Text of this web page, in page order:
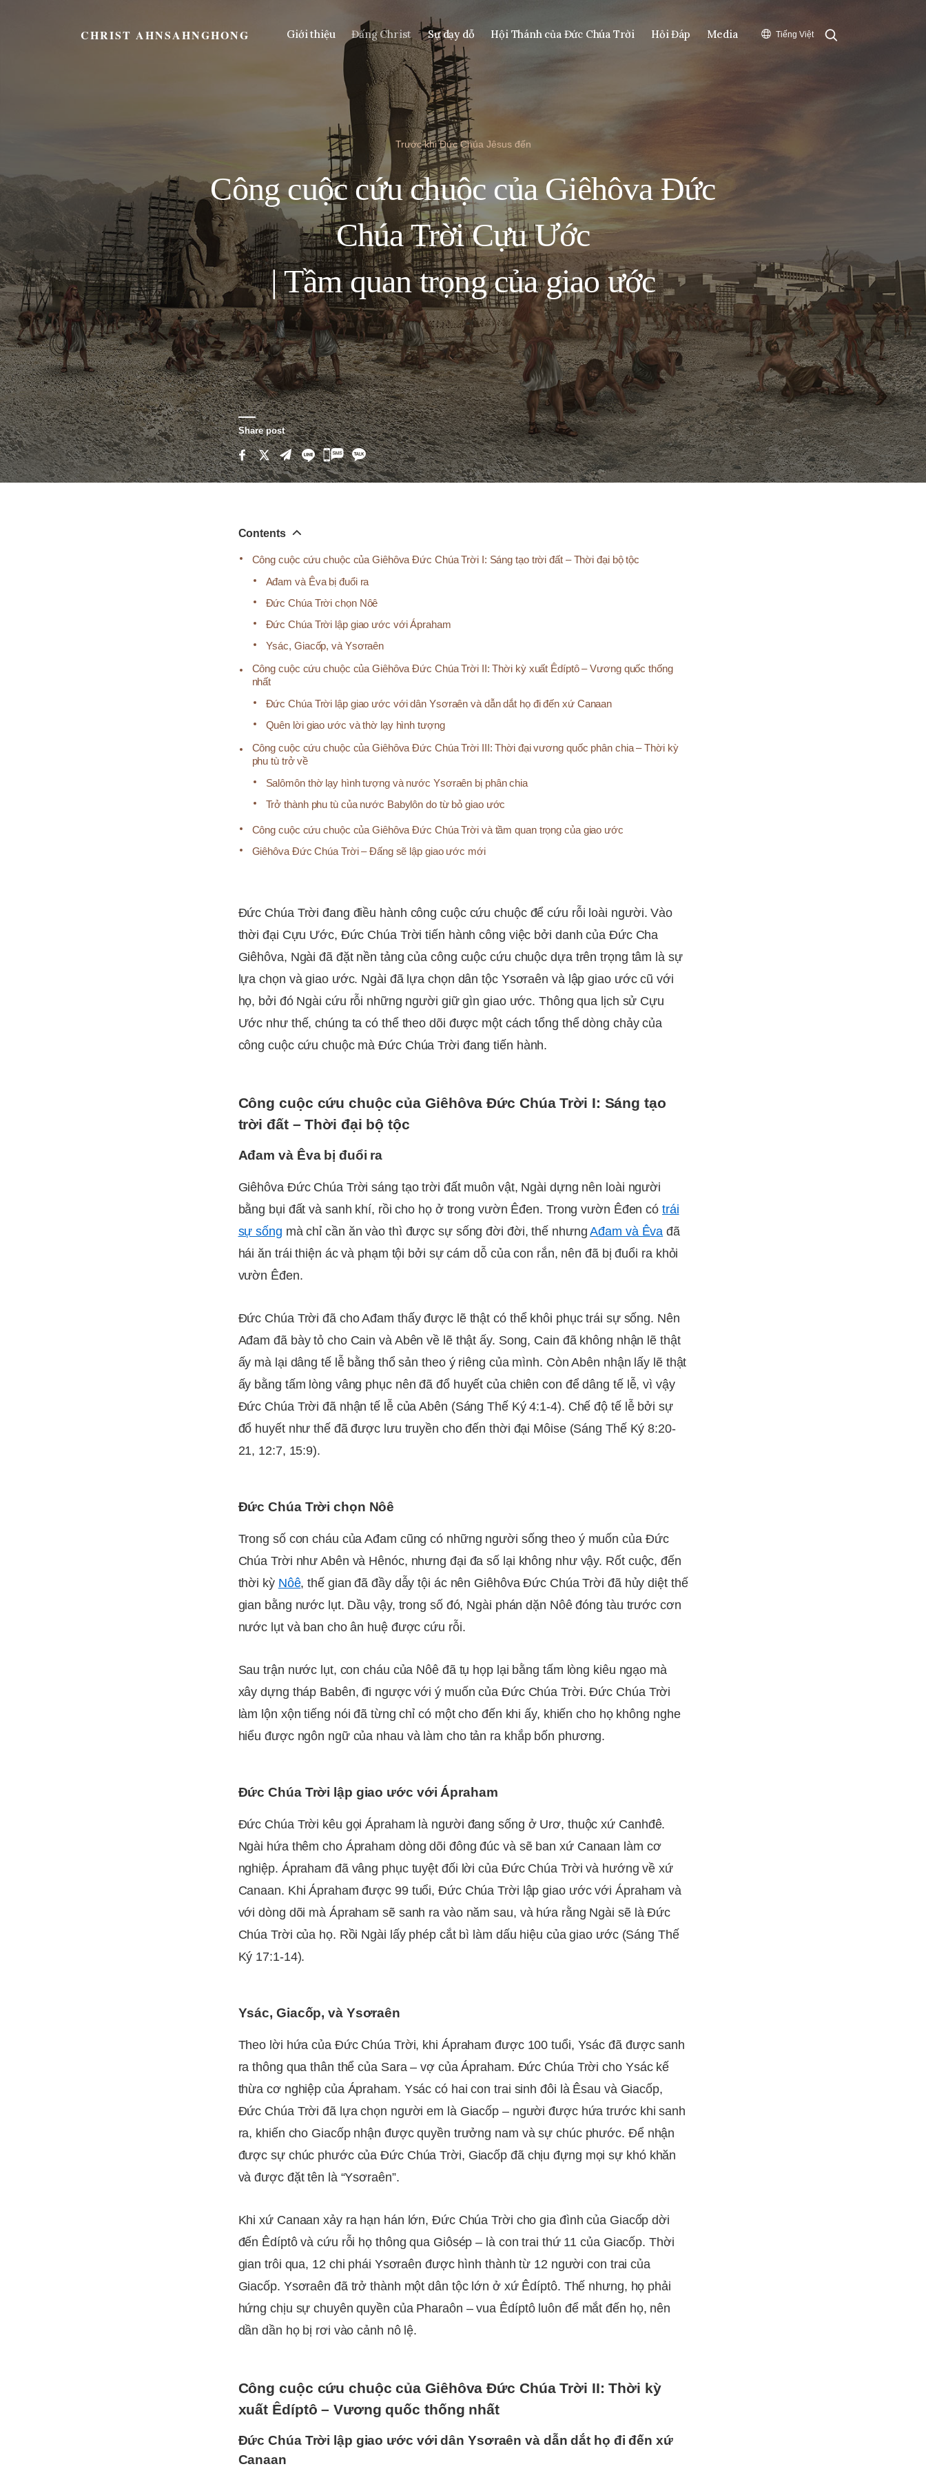
CHRIST AHNSAHNGHONG Giới thiệu Đấng Christ Sự dạy dỗ Hội Thánh của Đức Chúa Trời Hỏi Đáp Media Tiếng Việt Search
Trước khi Đức Chúa Jêsus đến
Công cuộc cứu chuộc của Giêhôva Đức
Chúa Trời Cựu Ước
| Tầm quan trọng của giao ước
Share post
카
카
오
Contents
Công cuộc cứu chuộc của Giêhôva Đức Chúa Trời I: Sáng tạo trời đất – Thời đại bộ tộc
Ađam và Êva bị đuổi ra
Đức Chúa Trời chọn Nôê
Đức Chúa Trời lập giao ước với Ápraham
Ysác, Giacốp, và Ysơraên
Công cuộc cứu chuộc của Giêhôva Đức Chúa Trời II: Thời kỳ xuất Êdíptô – Vương quốc thống
nhất
Đức Chúa Trời lập giao ước với dân Ysơraên và dẫn dắt họ đi đến xứ Canaan
Quên lời giao ước và thờ lạy hình tượng
Công cuộc cứu chuộc của Giêhôva Đức Chúa Trời III: Thời đại vương quốc phân chia – Thời kỳ
phu tù trở về
Salômôn thờ lạy hình tượng và nước Ysơraên bị phân chia
Trở thành phu tù của nước Babylôn do từ bỏ giao ước
Công cuộc cứu chuộc của Giêhôva Đức Chúa Trời và tầm quan trọng của giao ước
Giêhôva Đức Chúa Trời – Đấng sẽ lập giao ước mới
Đức Chúa Trời đang điều hành công cuộc cứu chuộc để cứu rỗi loài người. Vào
thời đại Cựu Ước, Đức Chúa Trời tiến hành công việc bởi danh của Đức Cha
Giêhôva, Ngài đã đặt nền tảng của công cuộc cứu chuộc dựa trên trọng tâm là sự
lựa chọn và giao ước. Ngài đã lựa chọn dân tộc Ysơraên và lập giao ước cũ với
họ, bởi đó Ngài cứu rỗi những người giữ gìn giao ước. Thông qua lịch sử Cựu
Ước như thế, chúng ta có thể theo dõi được một cách tổng thể dòng chảy của
công cuộc cứu chuộc mà Đức Chúa Trời đang tiến hành.
Công cuộc cứu chuộc của Giêhôva Đức Chúa Trời I: Sáng tạo
trời đất – Thời đại bộ tộc
Ađam và Êva bị đuổi ra
Giêhôva Đức Chúa Trời sáng tạo trời đất muôn vật, Ngài dựng nên loài người
bằng bụi đất và sanh khí, rồi cho họ ở trong vườn Êđen. Trong vườn Êđen có trái
sự sống mà chỉ cần ăn vào thì được sự sống đời đời, thế nhưngAđam và Êva đã
hái ăn trái thiện ác và phạm tội bởi sự cám dỗ của con rắn, nên đã bị đuổi ra khỏi
vườn Êđen.
Đức Chúa Trời đã cho Ađam thấy được lẽ thật có thể khôi phục trái sự sống. Nên
Ađam đã bày tỏ cho Cain và Abên về lẽ thật ấy. Song, Cain đã không nhận lẽ thật
ấy mà lại dâng tế lễ bằng thổ sản theo ý riêng của mình. Còn Abên nhận lấy lẽ thật
ấy bằng tấm lòng vâng phục nên đã đổ huyết của chiên con để dâng tế lễ, vì vậy
Đức Chúa Trời đã nhận tế lễ của Abên (Sáng Thế Ký 4:1-4). Chế độ tế lễ bởi sự
đổ huyết như thế đã được lưu truyền cho đến thời đại Môise (Sáng Thế Ký 8:20-
21, 12:7, 15:9).
Đức Chúa Trời chọn Nôê
Trong số con cháu của Ađam cũng có những người sống theo ý muốn của Đức
Chúa Trời như Abên và Hênóc, nhưng đại đa số lại không như vậy. Rốt cuộc, đến
thời kỳ Nôê, thế gian đã đầy dẫy tội ác nên Giêhôva Đức Chúa Trời đã hủy diệt thế
gian bằng nước lụt. Dầu vậy, trong số đó, Ngài phán dặn Nôê đóng tàu trước cơn
nước lụt và ban cho ân huệ được cứu rỗi.
Sau trận nước lụt, con cháu của Nôê đã tụ họp lại bằng tấm lòng kiêu ngạo mà
xây dựng tháp Babên, đi ngược với ý muốn của Đức Chúa Trời. Đức Chúa Trời
làm lộn xộn tiếng nói đã từng chỉ có một cho đến khi ấy, khiến cho họ không nghe
hiểu được ngôn ngữ của nhau và làm cho tản ra khắp bốn phương.
Đức Chúa Trời lập giao ước với Ápraham
Đức Chúa Trời kêu gọi Ápraham là người đang sống ở Urơ, thuộc xứ Canhđê.
Ngài hứa thêm cho Ápraham dòng dõi đông đúc và sẽ ban xứ Canaan làm cơ
nghiệp. Ápraham đã vâng phục tuyệt đối lời của Đức Chúa Trời và hướng về xứ
Canaan. Khi Ápraham được 99 tuổi, Đức Chúa Trời lập giao ước với Ápraham và
với dòng dõi mà Ápraham sẽ sanh ra vào năm sau, và hứa rằng Ngài sẽ là Đức
Chúa Trời của họ. Rồi Ngài lấy phép cắt bì làm dấu hiệu của giao ước (Sáng Thế
Ký 17:1-14).
Ysác, Giacốp, và Ysơraên
Theo lời hứa của Đức Chúa Trời, khi Ápraham được 100 tuổi, Ysác đã được sanh
ra thông qua thân thể của Sara – vợ của Ápraham. Đức Chúa Trời cho Ysác kế
thừa cơ nghiệp của Ápraham. Ysác có hai con trai sinh đôi là Êsau và Giacốp,
Đức Chúa Trời đã lựa chọn người em là Giacốp – người được hứa trước khi sanh
ra, khiến cho Giacốp nhận được quyền trưởng nam và sự chúc phước. Để nhận
được sự chúc phước của Đức Chúa Trời, Giacốp đã chịu đựng mọi sự khó khăn
và được đặt tên là “Ysơraên”.
Khi xứ Canaan xảy ra hạn hán lớn, Đức Chúa Trời cho gia đình của Giacốp dời
đến Êdíptô và cứu rỗi họ thông qua Giôsép – là con trai thứ 11 của Giacốp. Thời
gian trôi qua, 12 chi phái Ysơraên được hình thành từ 12 người con trai của
Giacốp. Ysơraên đã trở thành một dân tộc lớn ở xứ Êdíptô. Thế nhưng, họ phải
hứng chịu sự chuyên quyền của Pharaôn – vua Êdíptô luôn để mắt đến họ, nên
dần dần họ bị rơi vào cảnh nô lệ.
Công cuộc cứu chuộc của Giêhôva Đức Chúa Trời II: Thời kỳ
xuất Êdíptô – Vương quốc thống nhất
Đức Chúa Trời lập giao ước với dân Ysơraên và dẫn dắt họ đi đến xứ
Canaan